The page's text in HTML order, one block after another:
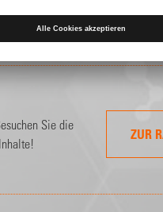
Sie die
ZUR